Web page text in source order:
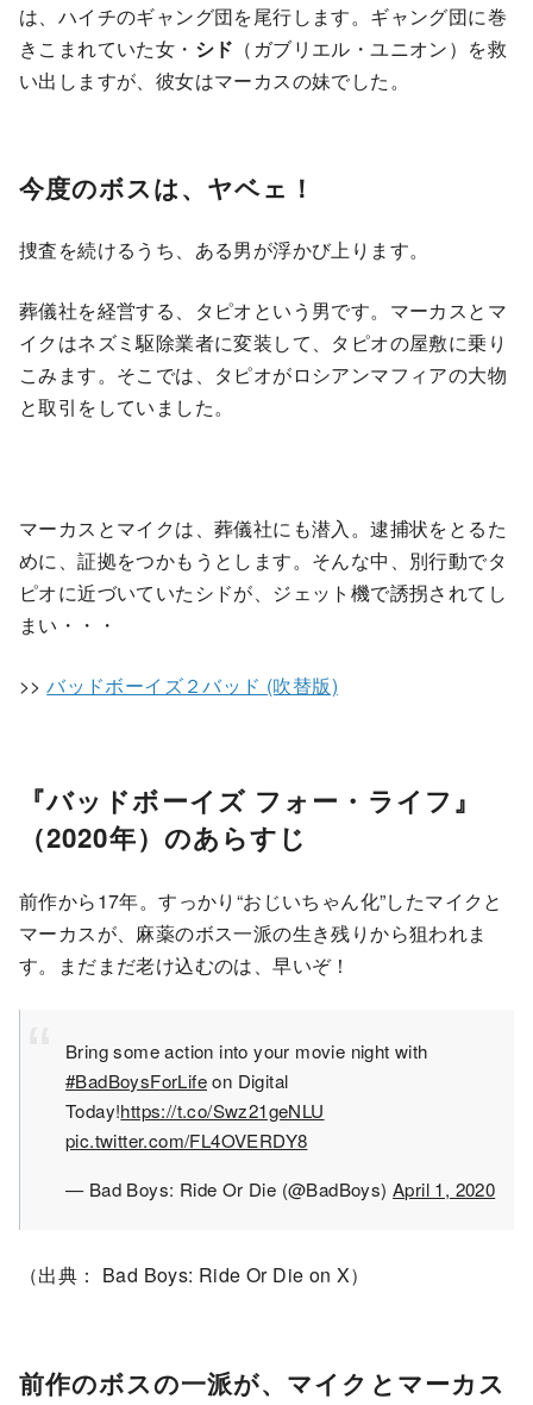
は、ハイチのギャング団を尾行します。ギャング団に巻
きこまれていた女・ シド （ガブリエル・ユニオン）を救
い出しますが、彼女はマーカスの妹でした。
今度のボスは、ヤベェ！
捜査を続けるうち、ある男が浮かび上ります。
葬儀社を経営する、タピオという男です。マーカスとマ
イクはネズミ駆除業者に変装して、タピオの屋敷に乗り
こみます。そこでは、タピオがロシアンマフィアの大物
と取引をしていました。
マーカスとマイクは、葬儀社にも潜入。逮捕状をとるた
めに、証拠をつかもうとします。そんな中、別行動でタ
ピオに近づいていたシドが、ジェット機で誘拐されてし
まい・・・
>>バッドボーイズ２バッド (吹替版)
『バッドボーイズ フォー・ライフ』
（2020年）のあらすじ
前作から17年。すっかり“おじいちゃん化”したマイクと
マーカスが、麻薬のボス一派の生き残りから狙われま
す。まだまだ老け込むのは、早いぞ！
Bring some action into your movie night with
#BadBoysForLifeon Digital
Today!https://t.co/Swz21geNLU
pic.twitter.com/FL4OVERDY8
— Bad Boys: Ride Or Die (@BadBoys) April 1, 2020
（出典： Bad Boys: Ride Or Die on X）
前作のボスの一派が、マイクとマーカス